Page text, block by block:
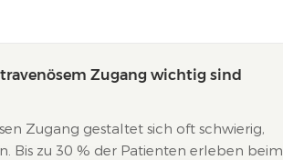
Zugang wichtig sind
Zugang gestaltet sich oft schwierig,
Bis zu 30 % der Patienten erleben beim